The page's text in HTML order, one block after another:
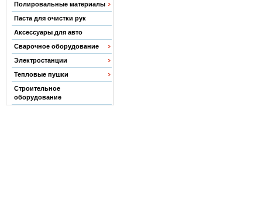
Полировальные материалы
Паста для очистки рук
Аксессуары для авто
Сварочное оборудование
Электростанции
Тепловые пушки
Строительное
оборудование